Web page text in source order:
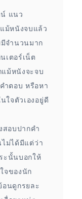
แนว
ม้หนังจบแล้ว
จำนวนมาก
เตอร์เน็ต
ม้หนังจะจบ
ำตอบ หรือหา
จตัวเองอยู่ดี
สอบปากคำ
ม่ได้มีแต่ว่า
ะนั้นบอกให้
จของนัก
อนดูกรยละ